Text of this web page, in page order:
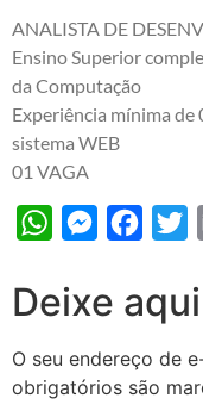
ANALISTA DE
Ensino Superior
da Computação
Experiência mínima de
sistema WEB
01 VAGA
WhatsAppMessenger
Deixe
O seu endereço de
obrigatórios são